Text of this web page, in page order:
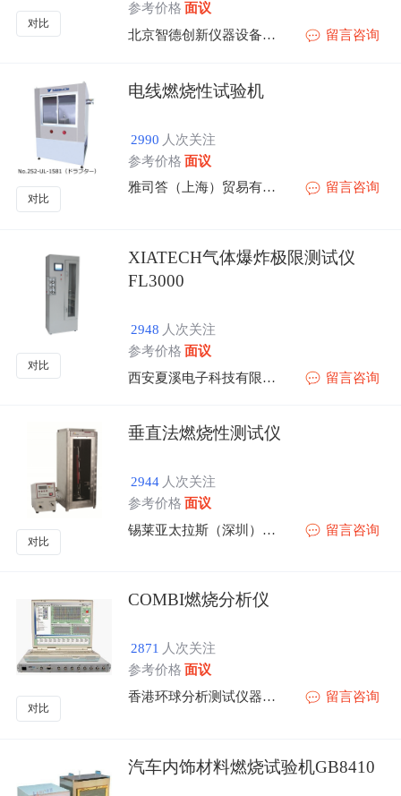
对比
参考价格 面议
北京智德创新仪器设备有限公司
留言咨询
对比
电线燃烧性试验机
2990 人次关注
参考价格 面议
雅司答（上海）贸易有限公司
留言咨询
对比
XIATECH气体爆炸极限测试仪
FL3000
2948 人次关注
参考价格 面议
西安夏溪电子科技有限公司
留言咨询
对比
垂直法燃烧性测试仪
2944 人次关注
参考价格 面议
锡莱亚太拉斯（深圳）有限公司
留言咨询
对比
COMBI燃烧分析仪
2871 人次关注
参考价格 面议
香港环球分析测试仪器有限公司北京办事处
留言咨询
汽车内饰材料燃烧试验机GB8410